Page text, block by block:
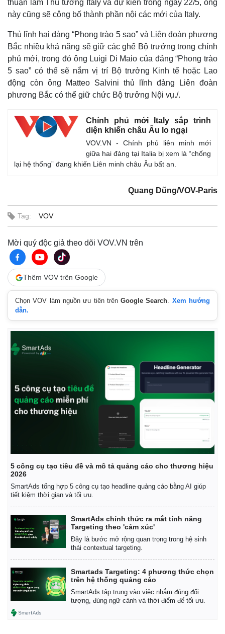
Thế giới
Cuộc sống đó đây
Video
Ảnh
thuận làm Thủ tướng Italy và dự kiến trong ngày 22/5, ông
này cũng sẽ công bố thành phần nội các mới của Italy.
Thủ lĩnh hai đảng “Phong trào 5 sao” và Liên đoàn phương
Bắc nhiều khả năng sẽ giữ các ghế Bộ trưởng trong chính
phủ mới, trong đó ông Luigi Di Maio của đảng “Phong trào
5 sao” có thể sẽ nắm vị trí Bộ trưởng Kinh tế hoặc Lao
động còn ông Matteo Salvini thủ lĩnh đảng Liên đoàn
phương Bắc có thể giữ chức Bộ trưởng Nội vụ./.
Chính phủ mới Italy sắp trình
diện khiến châu Âu lo ngại
VOV.VN - Chính phủ liên minh mới
giữa hai đảng tại Italia bị xem là “chống
lại hệ thống” đang khiến Liên minh châu Âu bất an.
Quang Dũng/VOV-Paris
Tag: VOV
Mời quý độc giả theo dõi VOV.VN trên
Thêm VOV trên Google
Chọn VOV làm nguồn ưu tiên trênGoogle Search. Xem hướng
dẫn.
5 công cụ tạo tiêu đề và mô tả quảng cáo cho thương hiệu
2026
SmartAds tổng hợp 5 công cụ tạo headline quảng cáo bằng AI giúp
tiết kiệm thời gian và tối ưu.
SmartAds chính thức ra mắt tính năng
Targeting theo 'cảm xúc'
Đây là bước mở rộng quan trọng trong hệ sinh
thái contextual targeting.
Smartads Targeting: 4 phương thức chọn
trên hệ thống quảng cáo
SmartAds tập trung vào việc nhắm đúng đối
tượng, đúng ngữ cảnh và thời điểm để tối ưu.